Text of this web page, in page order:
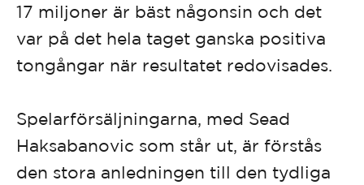
17 miljoner är bäst någonsin och det
var på det hela taget ganska positiva
tongångar när resultatet redovisades.
Spelarförsäljningarna, med Sead
Haksabanovic som står ut, är förstås
den stora anledningen till den tydliga